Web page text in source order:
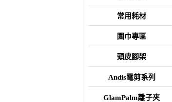
常用耗材
圍巾專區
頭皮腳架
Andis電剪系列
GlamPalm離子夾